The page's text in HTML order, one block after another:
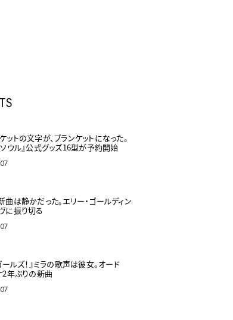
ットの文字が、ブランケットになった。
ソウル』公式グッズ16型が予約開始
は静かだった。エリー・ゴールディン
に振り切る
ールズ！』ミラの歌声は彼女。オード
2年ぶりの新曲